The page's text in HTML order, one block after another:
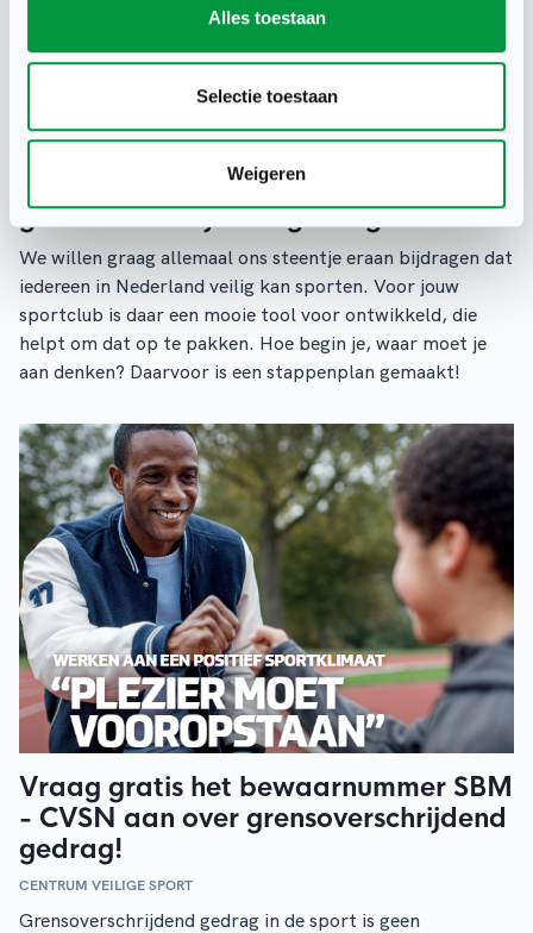
Alles toestaan
Selectie toestaan
Weigeren
Is jouw club al aan de slag tegen
grensoverschrijdend gedrag?
We willen graag allemaal ons steentje eraan bijdragen dat
iedereen in Nederland veilig kan sporten. Voor jouw
sportclub is daar een mooie tool voor ontwikkeld, die
helpt om dat op te pakken. Hoe begin je, waar moet je
aan denken? Daarvoor is een stappenplan gemaakt!
Vraag gratis het bewaarnummer SBM
- CVSN aan over grensoverschrijdend
gedrag!
CENTRUM VEILIGE SPORT
Grensoverschrijdend gedrag in de sport is geen